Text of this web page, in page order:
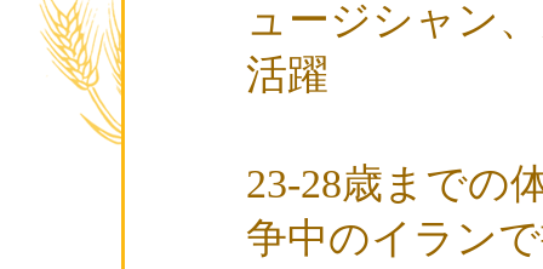
ュージシャン
活躍
23-28歳までの
争中のイラン